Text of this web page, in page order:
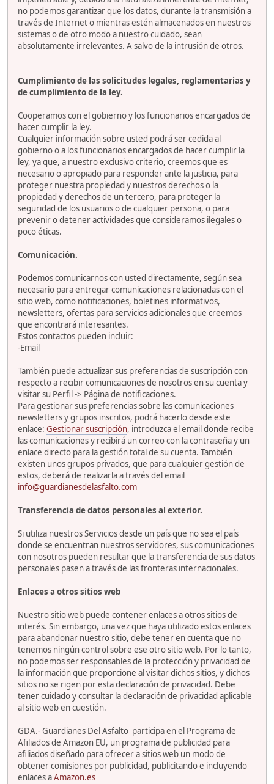
no podemos garantizar que los datos, durante la transmisión a
través de Internet o mientras estén almacenados en nuestros
sistemas o de otro modo a nuestro cuidado, sean
absolutamente irrelevantes. A salvo de la intrusión de otros.
Cumplimiento de las solicitudes legales, reglamentarias y
de cumplimiento de la ley.
Cooperamos con el gobierno y los funcionarios encargados de
hacer cumplir la ley.
Cualquier información sobre usted podrá ser cedida al
gobierno o a los funcionarios encargados de hacer cumplir la
ley, ya que, a nuestro exclusivo criterio, creemos que es
necesario o apropiado para responder ante la justicia, para
proteger nuestra propiedad y nuestros derechos o la
propiedad y derechos de un tercero, para proteger la
seguridad de los usuarios o de cualquier persona, o para
prevenir o detener actividades que consideramos ilegales o
poco éticas.
Comunicación.
Podemos comunicarnos con usted directamente, según sea
necesario para entregar comunicaciones relacionadas con el
sitio web, como notificaciones, boletines informativos,
newsletters, ofertas para servicios adicionales que creemos
que encontrará interesantes.
Estos contactos pueden incluir:
-Email
También puede actualizar sus preferencias de suscripción con
respecto a recibir comunicaciones de nosotros en su cuenta y
visitar su Perfil -> Página de notificaciones.
Para gestionar sus preferencias sobre las comunicaciones
newsletters y grupos inscritos, podrá hacerlo desde este
enlace: Gestionar suscripción, introduzca el email donde recibe
las comunicaciones y recibirá un correo con la contraseña y un
enlace directo para la gestión total de su cuenta. También
existen unos grupos privados, que para cualquier gestión de
estos, deberá de realizarla a través del email
info@guardianesdelasfalto.com
Transferencia de datos personales al exterior.
Si utiliza nuestros Servicios desde un país que no sea el país
donde se encuentran nuestros servidores, sus comunicaciones
con nosotros pueden resultar que la transferencia de sus datos
personales pasen a través de las fronteras internacionales.
Enlaces a otros sitios web
Nuestro sitio web puede contener enlaces a otros sitios de
interés. Sin embargo, una vez que haya utilizado estos enlaces
para abandonar nuestro sitio, debe tener en cuenta que no
tenemos ningún control sobre ese otro sitio web. Por lo tanto,
no podemos ser responsables de la protección y privacidad de
la información que proporcione al visitar dichos sitios, y dichos
sitios no se rigen por esta declaración de privacidad. Debe
tener cuidado y consultar la declaración de privacidad aplicable
al sitio web en cuestión.
GDA.- Guardianes Del Asfalto participa en el Programa de
Afiliados de Amazon EU, un programa de publicidad para
afiliados diseñado para ofrecer a sitios web un modo de
obtener comisiones por publicidad, publicitando e incluyendo
enlaces aAmazon.es